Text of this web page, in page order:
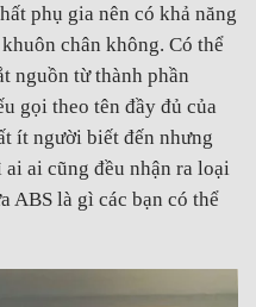
phụ gia nên có khả năng
chân không. Có thể
nguồn từ thành phần
gọi theo tên đầy đủ của
ít người biết đến nhưng
ai cũng đều nhận ra loại
ABS là gì các bạn có thể